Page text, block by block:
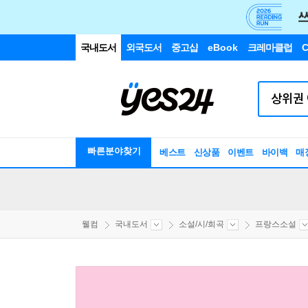
국내도서 외국도서 중고샵 eBook 크레마클럽
빠른분야찾기 베스트 신상품 이벤트 바이백 매
웰컴 국내도서 소설/시/희곡 프랑스소설